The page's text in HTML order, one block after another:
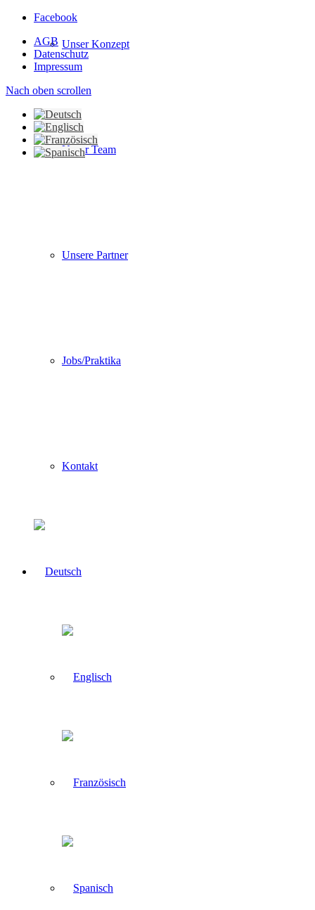
Unser Konzept
Unser Team
Unsere Partner
Jobs/Praktika
Kontakt
Facebook
AGB
Datenschutz
Impressum
Nach oben scrollen